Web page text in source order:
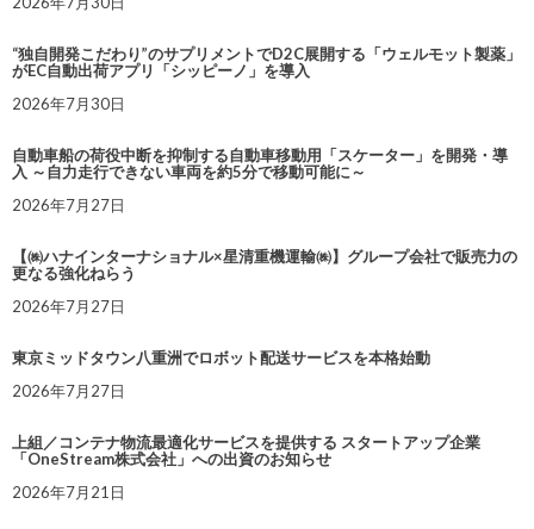
“独自開発こだわり”のサプリメントでD2C展開する「ウェルモット製薬」
がEC自動出荷アプリ「シッピーノ」を導入
2026年7月30日
自動車船の荷役中断を抑制する自動車移動用「スケーター」を開発・導
入 ～自力走行できない車両を約5分で移動可能に～
2026年7月27日
【㈱ハナインターナショナル×星清重機運輸㈱】グループ会社で販売力の
更なる強化ねらう
2026年7月27日
東京ミッドタウン八重洲でロボット配送サービスを本格始動
2026年7月27日
上組／コンテナ物流最適化サービスを提供する スタートアップ企業
「OneStream株式会社」への出資のお知らせ
2026年7月21日